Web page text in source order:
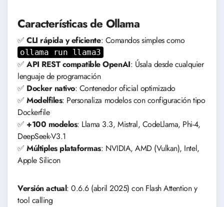
Características de Ollama
✅CLI rápida y eficiente: Comandos simples como
ollama run llama3
✅API REST compatible OpenAI: Úsala desde cualquier
lenguaje de programación
✅ Docker nativo: Contenedor oficial optimizado
✅Modelfiles: Personaliza modelos con configuración tipo
Dockerfile
✅ +100 modelos: Llama 3.3, Mistral, CodeLlama, Phi-4,
DeepSeek-V3.1
✅Múltiples plataformas: NVIDIA, AMD (Vulkan), Intel,
Apple Silicon
Versión actual: 0.6.6 (abril 2025) con Flash Attention y
tool calling